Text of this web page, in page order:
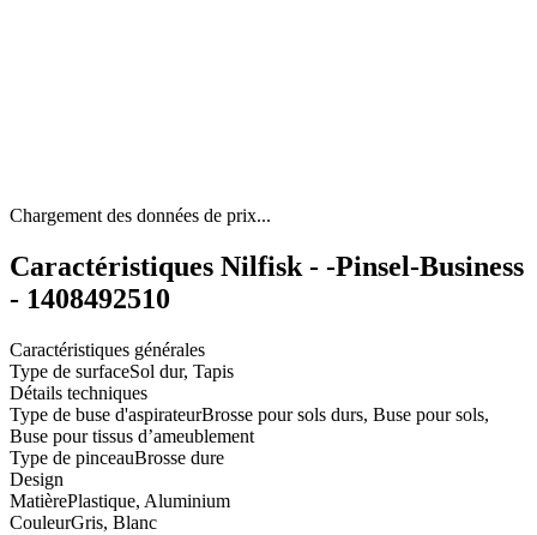
Chargement des données de prix...
Caractéristiques Nilfisk - -Pinsel-Business
- 1408492510
Caractéristiques générales
Type de surfaceSol dur, Tapis
Détails techniques
Type de buse d'aspirateurBrosse pour sols durs, Buse pour sols,
Buse pour tissus d’ameublement
Type de pinceauBrosse dure
Design
MatièrePlastique, Aluminium
CouleurGris, Blanc